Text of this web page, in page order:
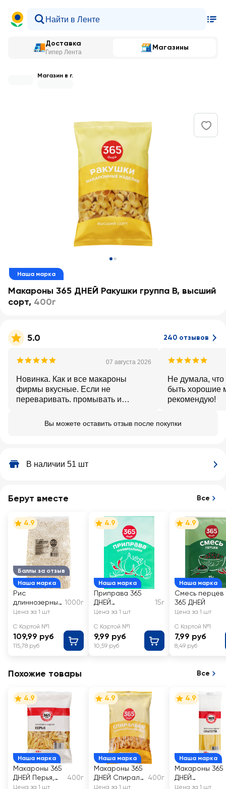
Доставка
Гипер Лента
Магазины
Магазин в г.
Наша марка
Макароны 365 ДНЕЙ Ракушки группа В, высший
сорт, 400г
5.0 240 отзывов
07 августа 2026
Новинка. Как и все макароны
фирмы вкусные. Если не
переваривать. промывать и
Не думала, что
быть хорошие
рекомендую!
Вы можете оставить отзыв после покупки
В наличии 51 шт
Берут вместе Все
Баллы за отзыв
Наша марка
4.9
Рис
длиннозерный
365 ДНЕЙ 3-й
1000г
Цена за 1 шт
С Картой №1
109,99 руб
115,78 руб
Наша марка
4.9
Приправа 365
ДНЕЙ
Универсальная
15г
Цена за 1 шт
С Картой №1
9,99 руб
10,59 руб
Наша марка
4.9
Смесь перцев
365 ДНЕЙ
Цена за 1 шт
С Картой №1
7,99 руб
8,49 руб
Похожие товары Все
Наша марка
4.9
Макароны 365
ДНЕЙ Перья,
группа В
400г
Цена за 1 шт
Наша марка
4.9
Макароны 365
ДНЕЙ Спираль,
группа В
400г
Цена за 1 шт
Наша марка
4.9
Макароны 365
ДНЕЙ
Спагетти,
Цена за 1 шт